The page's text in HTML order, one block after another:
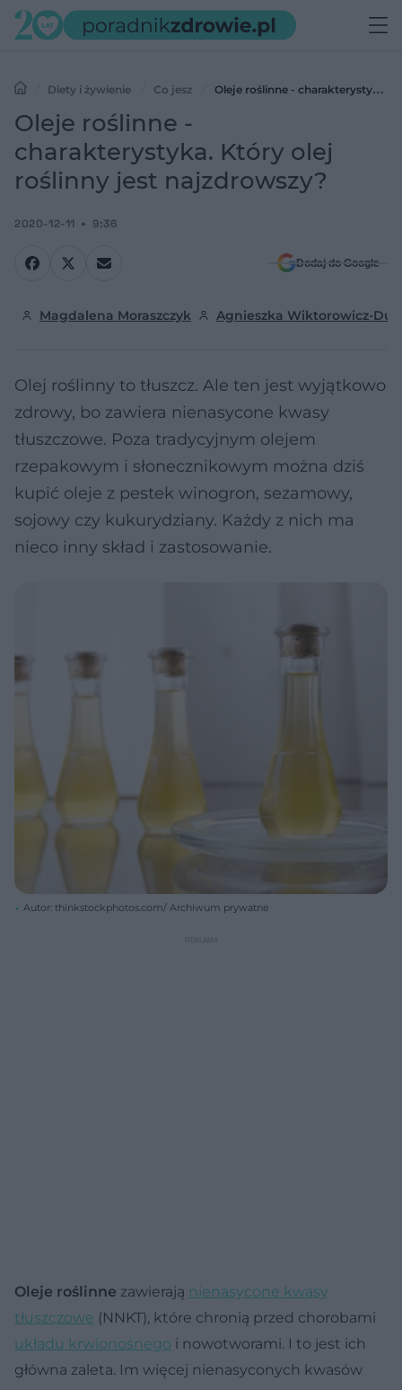
Diety i żywienie Co jesz
Oleje roślinne - charakterystyka.
Który olej roślinny jest najzdrowszy?
Oleje roślinne -
charakterystyka. Który olej
roślinny jest najzdrowszy?
2020-12-11 9:36
Dodaj do Google
Magdalena Moraszczyk Agnieszka Wiktorowicz-
Olej roślinny to tłuszcz. Ale ten jest wyjątkowo
zdrowy, bo zawiera nienasycone kwasy
tłuszczowe. Poza tradycyjnym olejem
rzepakowym i słonecznikowym można dziś
kupić oleje z pestek winogron, sezamowy,
sojowy czy kukurydziany. Każdy z nich ma
nieco inny skład i zastosowanie.
Autor: thinkstockphotos.com/ Archiwum prywatne
Oleje roślinne zawierają nienasycone kwasy
tłuszczowe (NNKT), które chronią przed chorobami
układu krwionośnego i nowotworami. I to jest ich
główna zaleta. Im więcej nienasyconych kwasów